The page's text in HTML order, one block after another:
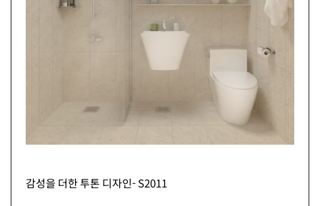
감성을 더한 투톤 디자인- S2011